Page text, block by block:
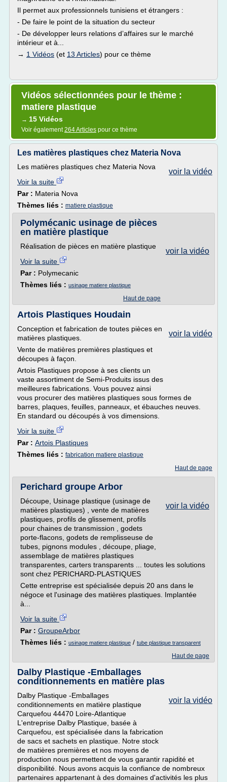
Il permet aux professionnels tunisiens et étrangers :
- De faire le point de la situation du secteur
- De développer leurs relations d’affaires sur le marché
intérieur et à...
→ 1 Vidéos (et 13 Articles) pour ce thème
Vidéos sélectionnées pour le thème :
matiere plastique
→ 15 Vidéos
Voir également264 Articles pour ce thème
Les matières plastiques chez Materia Nova
voir la vidéo
Les matières plastiques chez Materia Nova
Voir la suite
Par : Materia Nova
Thèmes liés : matiere plastique
Polymécanic usinage de pièces
en matière plastique
voir la vidéo
Réalisation de pièces en matière plastique
Voir la suite
Par : Polymecanic
Thèmes liés : usinage matiere plastique
Haut de page
Artois Plastiques Houdain
voir la vidéo
Conception et fabrication de toutes pièces en
matières plastiques.
Vente de matières premières plastiques et
découpes à façon.
Artois Plastiques propose à ses clients un
vaste assortiment de Semi-Produits issus des
meilleures fabrications. Vous pouvez ainsi
vous procurer des matières plastiques sous formes de
barres, plaques, feuilles, panneaux, et ébauches neuves.
En standard ou découpés à vos dimensions.
Voir la suite
Par : Artois Plastiques
Thèmes liés : fabrication matiere plastique
Haut de page
Perichard groupe Arbor
voir la vidéo
Découpe, Usinage plastique (usinage de
matières plastiques) , vente de matières
plastiques, profils de glissement, profils
pour chaines de transmission , godets
porte-flacons, godets de remplisseuse de
tubes, pignons modules , découpe, pliage,
assemblage de matières plastiques
transparentes, carters transparents ... toutes les solutions
sont chez PERICHARD-PLASTIQUES
Cette entreprise est spécialisée depuis 20 ans dans le
négoce et l'usinage des matières plastiques. Implantée
à...
Voir la suite
Par : GroupeArbor
Thèmes liés : usinage matiere plastique / tube plastique transparent
Haut de page
Dalby Plastique -Emballages
conditionnements en matière plas
voir la vidéo
Dalby Plastique -Emballages
conditionnements en matière plastique
Carquefou 44470 Loire-Atlantique
L'entreprise Dalby Plastique, basée à
Carquefou, est spécialisée dans la fabrication
de sacs et sachets en plastique. Notre stock
de matières premières et nos moyens de
production nous permettent de vous garantir rapidité et
disponibilité. Nous avons acquis la confiance de nombreux
partenaires appartenant à des domaines d'activités les plus